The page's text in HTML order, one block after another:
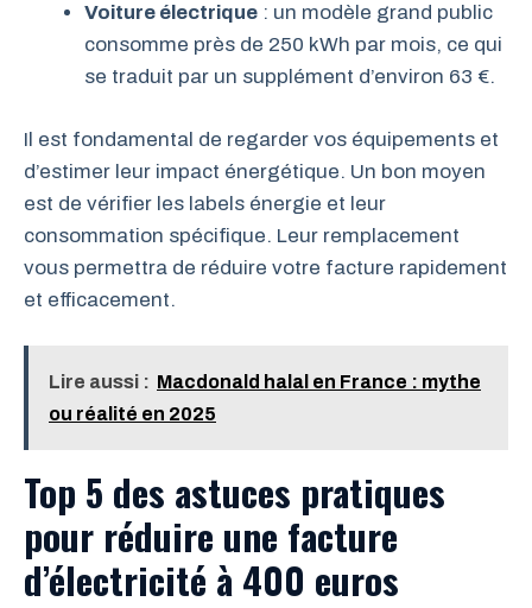
Voiture électrique : un modèle grand public
consomme près de 250 kWh par mois, ce qui
se traduit par un supplément d’environ 63 €.
Il est fondamental de regarder vos équipements et
d’estimer leur impact énergétique. Un bon moyen
est de vérifier les labels énergie et leur
consommation spécifique. Leur remplacement
vous permettra de réduire votre facture rapidement
et efficacement.
Lire aussi : Macdonald halal en France : mythe
ou réalité en 2025
Top 5 des astuces pratiques
pour réduire une facture
d’électricité à 400 euros